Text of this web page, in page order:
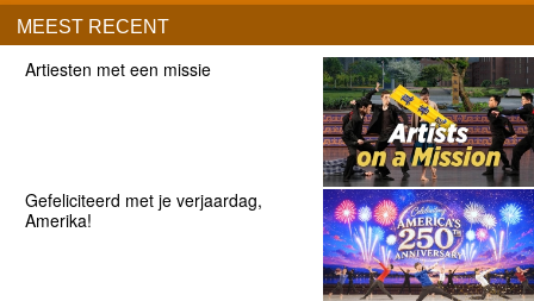
MEEST RECENT
Artiesten met een missie
Gefeliciteerd met je verjaardag,
Amerika!